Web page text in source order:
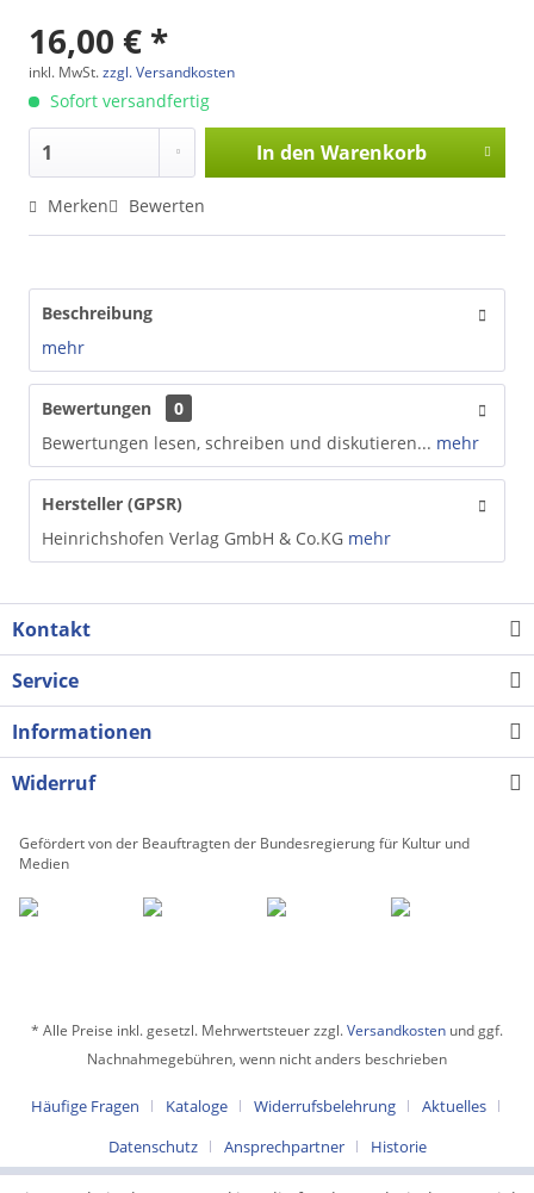
16,00 € *
inkl. MwSt.zzgl. Versandkosten
Sofort versandfertig
In den Warenkorb
Merken Bewerten
Beschreibung
mehr
Bewertungen
0
Bewertungen lesen, schreiben und diskutieren... mehr
Hersteller (GPSR)
Heinrichshofen Verlag GmbH & Co.KG mehr
Kontakt
Service
Informationen
Widerruf
Gefördert von der Beauftragten der Bundesregierung für Kultur und
Medien
* Alle Preise inkl. gesetzl. Mehrwertsteuer zzgl.Versandkosten und ggf.
Nachnahmegebühren, wenn nicht anders beschrieben
Häufige Fragen Kataloge Widerrufsbelehrung
Aktuelles
Datenschutz
Ansprechpartner Historie